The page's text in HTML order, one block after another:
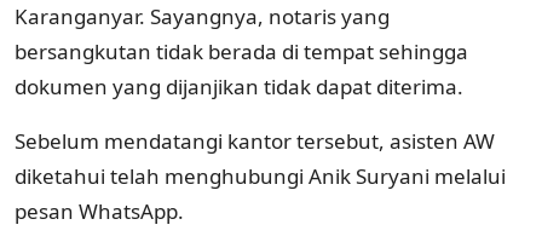
Karanganyar. Sayangnya, notaris yang
bersangkutan tidak berada di tempat sehingga
dokumen yang dijanjikan tidak dapat diterima.
Sebelum mendatangi kantor tersebut, asisten AW
diketahui telah menghubungi Anik Suryani melalui
pesan WhatsApp.